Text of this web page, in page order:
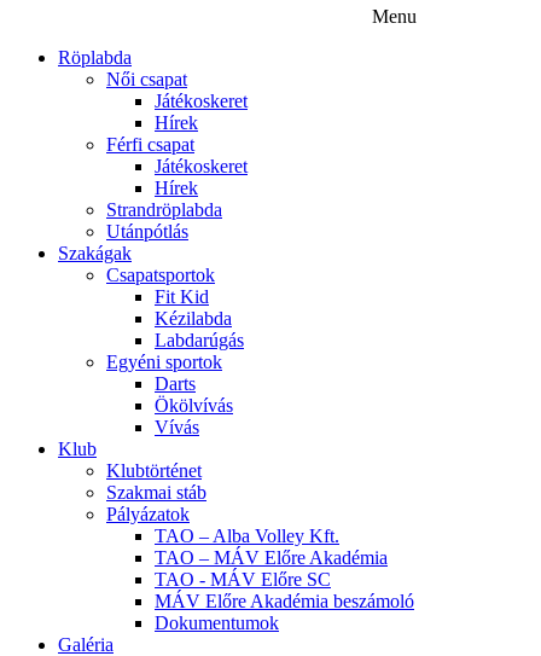
Menu
Röplabda
Női csapat
Játékoskeret
Hírek
Férfi csapat
Játékoskeret
Hírek
Strandröplabda
Utánpótlás
Szakágak
Csapatsportok
Fit Kid
Kézilabda
Labdarúgás
Egyéni sportok
Darts
Ökölvívás
Vívás
Klub
Klubtörténet
Szakmai stáb
Pályázatok
TAO – Alba Volley Kft.
TAO – MÁV Előre Akadémia
TAO - MÁV Előre SC
MÁV Előre Akadémia beszámoló
Dokumentumok
Galéria